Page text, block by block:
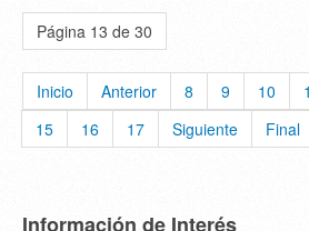
Página 13 de 30
Inicio Anterior 8 9 10
15
16 17 Siguiente Final
Información de Interés